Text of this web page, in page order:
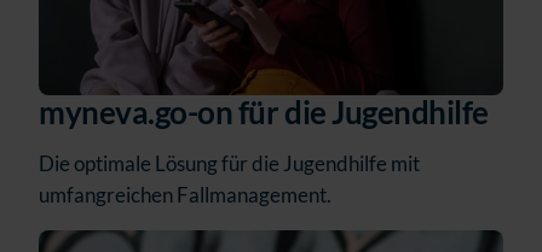
myneva.go-on für die Jugendhilfe
Die optimale Lösung für die Jugendhilfe mit
umfangreichen Fallmanagement.